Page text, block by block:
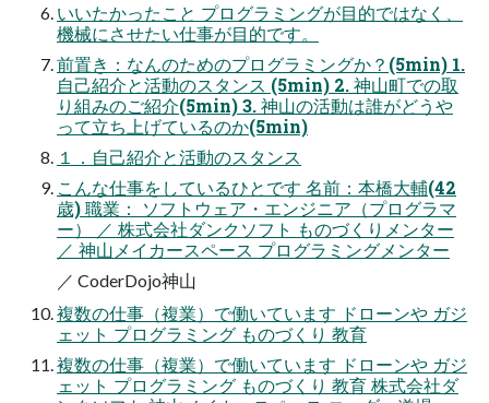
いいたかったこと プログラミングが目的ではなく、
機械にさせたい仕事が目的です。
前置き：なんのためのプログラミングか？(5min) 1.
自己紹介と活動のスタンス (5min) 2. 神山町での取
り組みのご紹介(5min) 3. 神山の活動は誰がどうや
って立ち上げているのか(5min)
１．自己紹介と活動のスタンス
こんな仕事をしているひとです 名前：本橋大輔(42
歳) 職業： ソフトウェア・エンジニア（プログラマ
ー） ／ 株式会社ダンクソフト ものづくりメンター
／ 神山メイカースペース プログラミングメンター
／ CoderDojo神山
複数の仕事（複業）で働いています ドローンや ガジ
ェット プログラミング ものづくり 教育
複数の仕事（複業）で働いています ドローンや ガジ
ェット プログラミング ものづくり 教育 株式会社ダ